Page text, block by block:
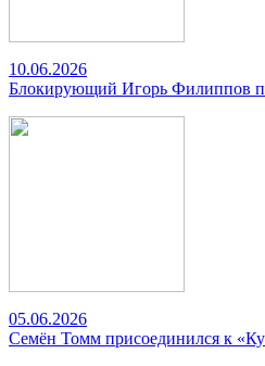
10.06.2026
Блокирующий Игорь Филиппов
05.06.2026
Семён Томм присоединился к